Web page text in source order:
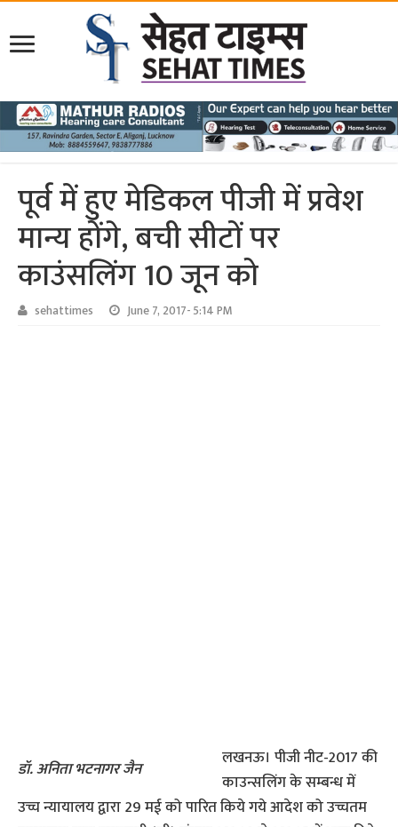
पूर्व में हुए मेडिकल पीजी में प्रवेश
मान्य होंगे, बची सीटों पर
काउंसलिंग 10 जून को
sehattimes June 7, 2017- 5:14 PM
डॉ. अनिता भटनागर जैन
लखनऊ। पीजी नीट-2017 की
काउन्सलिंग के सम्बन्ध में
उच्च न्यायालय द्वारा 29 मई को पारित किये गये आदेश को उच्चतम